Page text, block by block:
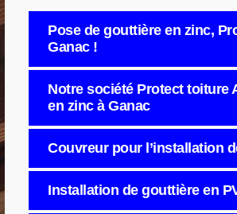
Pose de gouttière en zinc,
Ganac !
Notre société Protect toiture
en zinc à Ganac
Couvreur pour l’installation
Installation de gouttière en